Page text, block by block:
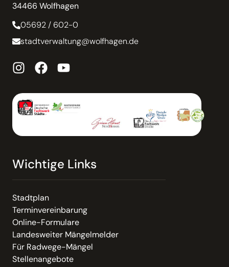
34466 Wolfhagen
05692 / 602-0
stadtverwaltung@wolfhagen.de
Wichtige Links
Stadtplan
Terminvereinbarung
Online-Formulare
Landesweiter Mängelmelder
Für Radwege-Mängel
Stellenangebote